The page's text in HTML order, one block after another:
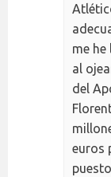
me
al
del
euros